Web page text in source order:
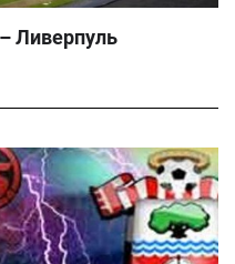
Ливерпуль